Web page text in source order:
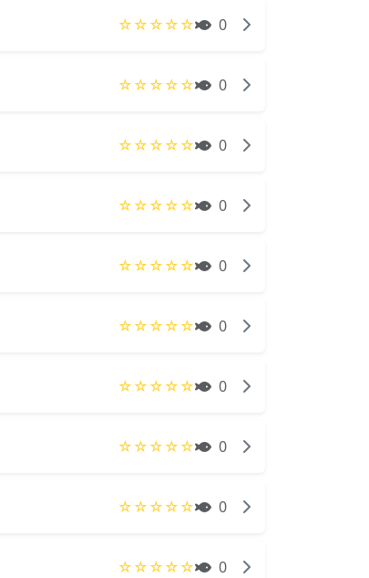
☆☆☆☆☆ 0
☆☆☆☆☆ 0
☆☆☆☆☆ 0
☆☆☆☆☆ 0
☆☆☆☆☆ 0
☆☆☆☆☆ 0
☆☆☆☆☆ 0
☆☆☆☆☆ 0
☆☆☆☆☆ 0
☆☆☆☆☆ 0